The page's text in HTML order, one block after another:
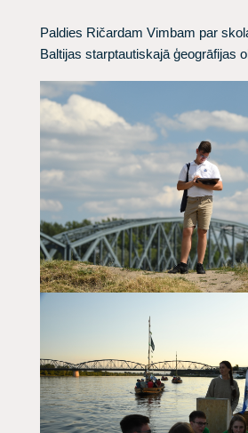
Paldies Ričardam Vimbam par
Baltijas starptautiskajā ģeogrāfijas